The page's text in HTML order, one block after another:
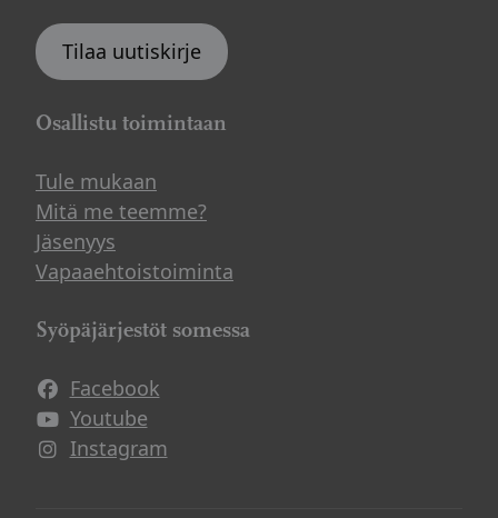
Tilaa uutiskirje
Osallistu toimintaan
Tule mukaan
Mitä me teemme?
Jäsenyys
Vapaaehtoistoiminta
Syöpäjärjestöt somessa
Facebook
Avautuu uuteen ikkunaan
Youtube
Avautuu uuteen ikkunaan
Instagram
Avautuu uuteen ikkunaan